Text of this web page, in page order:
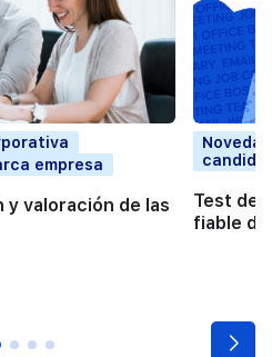
empresa
y valoración de las
Test de
fiable